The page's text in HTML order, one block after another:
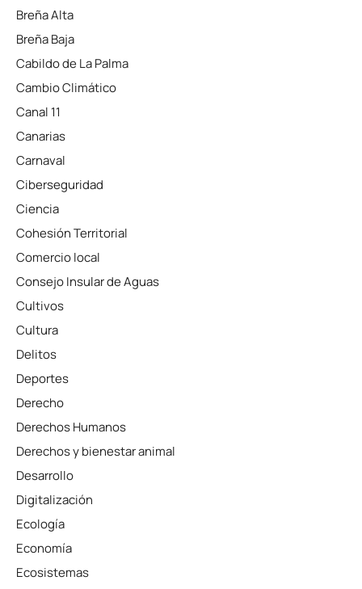
Breña Alta
Breña Baja
Cabildo de La Palma
Cambio Climático
Canal 11
Canarias
Carnaval
Ciberseguridad
Ciencia
Cohesión Territorial
Comercio local
Consejo Insular de Aguas
Cultivos
Cultura
Delitos
Deportes
Derecho
Derechos Humanos
Derechos y bienestar animal
Desarrollo
Digitalización
Ecología
Economía
Ecosistemas